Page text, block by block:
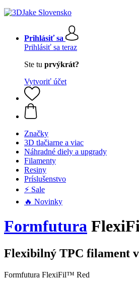
Prihlásiť sa
Prihlásiť sa teraz
Ste tu prvýkrát?
Vytvoriť účet
Značky
3D tlačiarne a viac
Náhradné diely a upgrady
Filamenty
Resiny
Príslušenstvo
⚡ Sale
🔥 Novinky
Formfutura
Flexibilný TPC filament
Formfutura FlexiFil™ Red